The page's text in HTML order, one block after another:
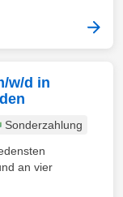
w/d in
Sonderzahlung
an vier